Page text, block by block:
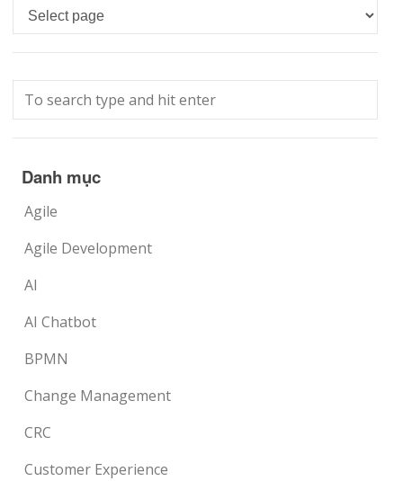
Languages
Danh mục
Agile
Agile Development
AI
AI Chatbot
BPMN
Change Management
CRC
Customer Experience